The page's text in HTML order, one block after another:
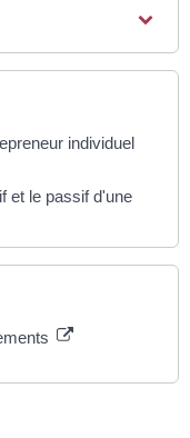
individuel
et le passif d'une